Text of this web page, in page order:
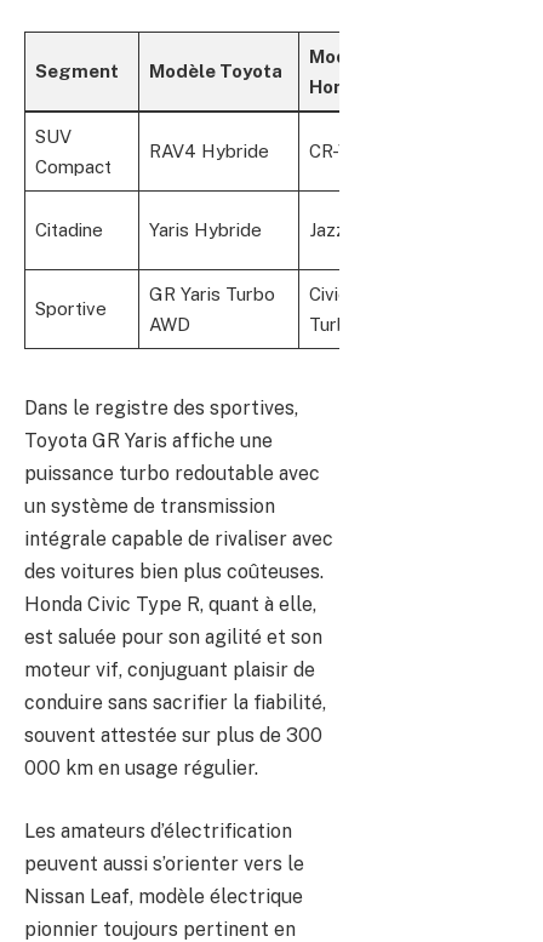
Segment Modèle Toyota
Modèle
Honda
SUV
Compact
RAV4 Hybride CR-V Hybrid
Citadine Yaris Hybride Jazz Hybride
Sportive
GR Yaris Turbo
AWD
Civic Type R
Turbo
Dans le registre des sportives,
Toyota GR Yaris affiche une
puissance turbo redoutable avec
un système de transmission
intégrale capable de rivaliser avec
des voitures bien plus coûteuses.
Honda Civic Type R, quant à elle,
est saluée pour son agilité et son
moteur vif, conjuguant plaisir de
conduire sans sacrifier la fiabilité,
souvent attestée sur plus de 300
000 km en usage régulier.
Les amateurs d’électrification
peuvent aussi s’orienter vers le
Nissan Leaf, modèle électrique
pionnier toujours pertinent en